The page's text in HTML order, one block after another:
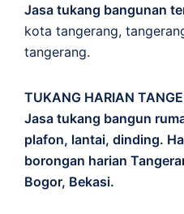
Jasa tukang bangunan
kota tangerang,
tangerang.
TUKANG HARIAN
Jasa tukang bangun
plafon, lantai, dinding.
borongan harian
Bogor, Bekasi.